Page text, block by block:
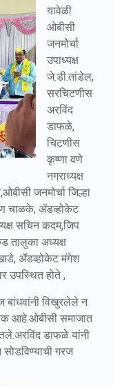
यावेळी
ओबीसी
जनमोर्चा
उपाध्यक्ष
जे.डी.तांडेल,
सरचिटणीस
अरविंद
डाफळे,
चिटणीस
कृष्णा वणे
नगराध्यक्ष
जनमोर्चा जिल्हा
चाळके, ॲडव्होकेट
सचिन कदम,जिप
तालुका अध्यक्ष
ॲडव्होकेटमंगेश
उपस्थित होते ,
बांधवांनी विखुरलेले न
आहे.ओबीसी समाजात
डाफळे यांनी
गरज